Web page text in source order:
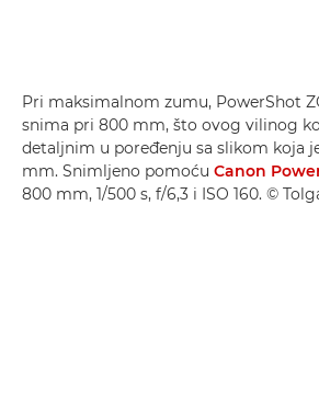
Pri maksimalnom zumu, PowerShot
snima pri 800 mm, što ovog vilinog
detaljnim u poređenju sa slikom koja
mm. Snimljeno pomoću Canon
800 mm, 1/500 s, f/6,3 i ISO 160. ©